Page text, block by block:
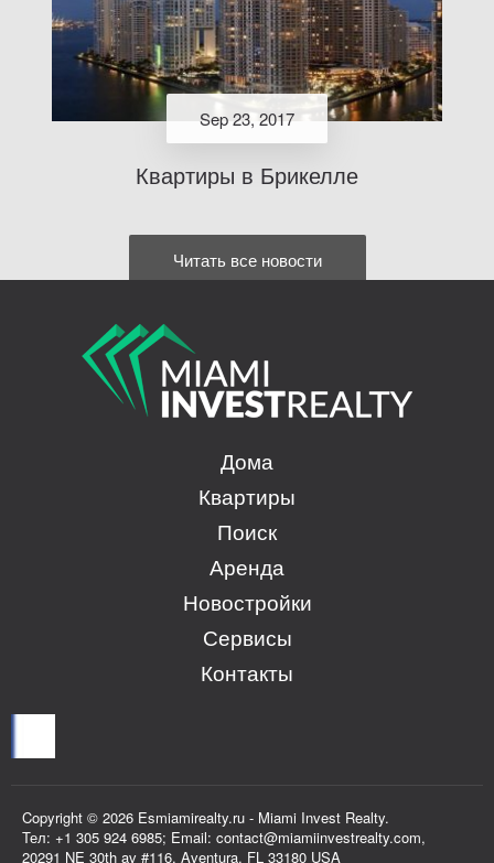
Sep 23, 2017
Квартиры в Брикелле
Читать все новости
Дома
Квартиры
Поиск
Аренда
Новостройки
Сервисы
Контакты
Copyright © 2026 Esmiamirealty.ru - Miami Invest Realty.
Тел: +1 305 924 6985; Email: contact@miamiinvestrealty.com,
20291 NE 30th av #116, Aventura, FL 33180 USA